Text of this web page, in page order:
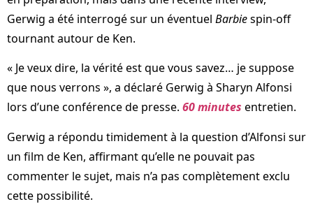
Gerwig a été interrogé sur un éventuel Barbiespin-off
tournant autour de Ken.
« Je veux dire, la vérité est que vous savez… je suppose
que nous verrons », a déclaré Gerwig à Sharyn Alfonsi
lors d’une conférence de presse. 60 minutes entretien.
Gerwig a répondu timidement à la question d’Alfonsi sur
un film de Ken, affirmant qu’elle ne pouvait pas
commenter le sujet, mais n’a pas complètement exclu
cette possibilité.